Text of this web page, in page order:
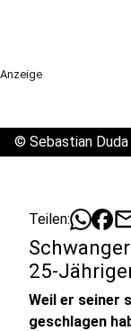
Anzeige
© Sebastian
Teilen:
25-
Weil er seiner
geschlagen